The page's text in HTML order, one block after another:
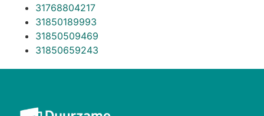
31768804217
31850189993
31850509469
31850659243